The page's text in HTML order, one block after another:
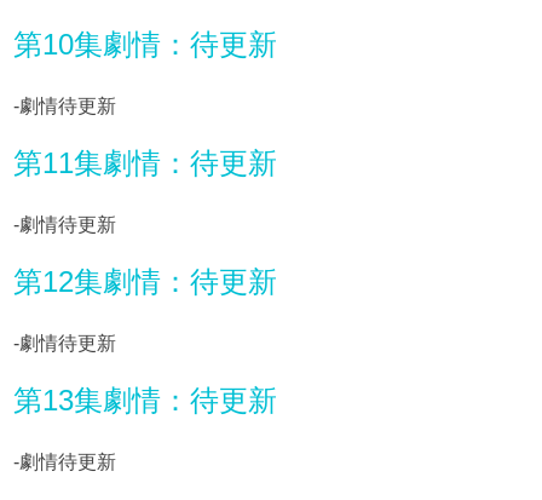
第10集劇情：待更新
-劇情待更新
第11集劇情：待更新
-劇情待更新
第12集劇情：待更新
-劇情待更新
第13集劇情：待更新
-劇情待更新